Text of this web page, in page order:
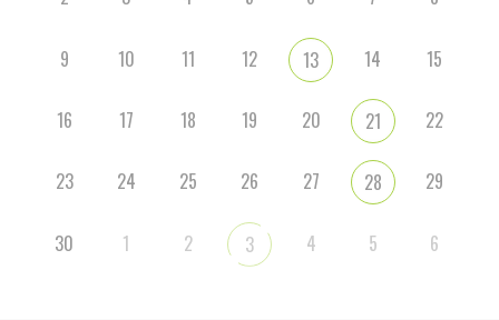
9 10 11 12 13 14 15
16 17 18 19 20 21 22
23 24 25 26 27 28 29
30 1 2 3 4 5 6